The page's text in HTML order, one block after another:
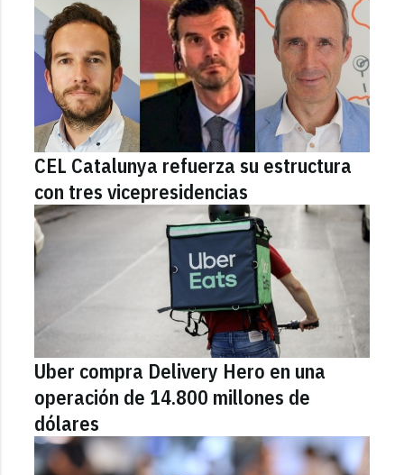
CEL Catalunya refuerza su estructura
con tres vicepresidencias
Uber compra Delivery Hero en una
operación de 14.800 millones de
dólares